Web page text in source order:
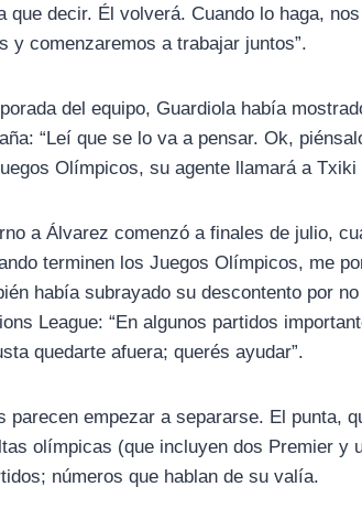
que decir. Él volverá. Cuando lo haga,
y comenzaremos a trabajar juntos”.
del equipo, Guardiola había
“Leí que se lo va a pensar. Ok,
Olímpicos, su agente llamará a
a Álvarez comenzó a finales de julio,
terminen los Juegos Olímpicos, me
había subrayado su descontento por
League: “En algunos partidos
quedarte afuera; querés ayudar”.
parecen empezar a separarse. El punta,
olímpicas (que incluyen dos Premier y
números que hablan de su valía.